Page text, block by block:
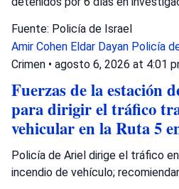
Fuente: Policía de Israel
Amir Cohen Eldar Dayan Policía
Crimen • agosto 6, 2026 at 4:01
Fuerzas de la estación
para dirigir el tráfico
vehicular en la Ruta 5
Policía de Ariel dirige el tráfico
incendio de vehículo;